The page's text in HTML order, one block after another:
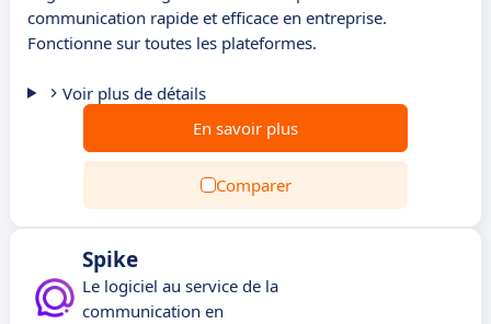
communication rapide et efficace en entreprise.
Fonctionne sur toutes les plateformes.
Voir plus de détails
En savoir plus
Comparer
Spike
Le logiciel au service de la
communication en